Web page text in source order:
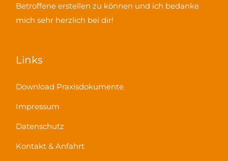
Betroffene erstellen zu können und ich bedanke
mich sehr herzlich bei dir!
Links
Download Praxisdokumente
Impressum
Datenschutz
Kontakt & Anfahrt